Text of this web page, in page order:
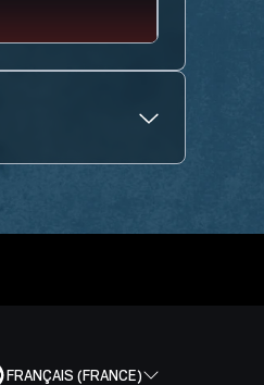
FRANÇAIS (FRANCE)